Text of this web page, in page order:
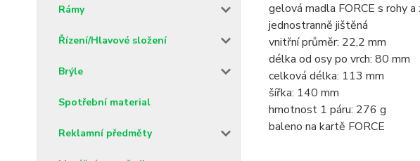
Rámy
Řízení/Hlavové složení
Brýle
Spotřební material
Reklamní předměty
gelová madla FORCE s rohy a
jednostranně jištěná
vnitřní průměr: 22,2 mm
délka od osy po vrch: 80 mm
celková délka: 113 mm
šířka: 140 mm
hmotnost 1 páru: 276 g
baleno na kartě FORCE